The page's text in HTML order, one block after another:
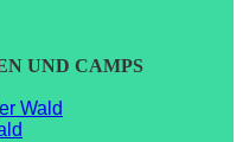
UND CAMPS
Wald